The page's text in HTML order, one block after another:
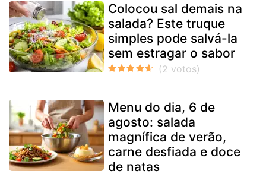
Colocou sal demais na
salada? Este truque
simples pode salvá-la
sem estragar o sabor
Menu do dia, 6 de
agosto: salada
magnífica de verão,
carne desfiada e doce
de natas